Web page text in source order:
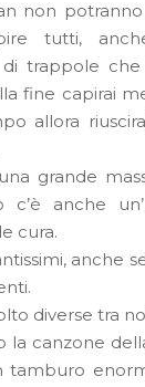
non
tutti,
trappole
fine capirai
allora
grande
c’è anche
cura.
anche
diverse tra
la canzone
tamburo